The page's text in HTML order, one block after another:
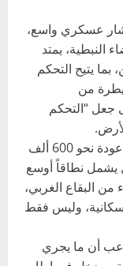
عسكري واسع،
يمتد
بما يتيح التحكم
من
جعل “التحكم
وأشار إلى أن الحديث الإسرائيلي عن منع عودة نحو 600 ألف
يشمل نطاقاً أوسع
من البقاع الغربي،
وليس فقط
أن ما يجري